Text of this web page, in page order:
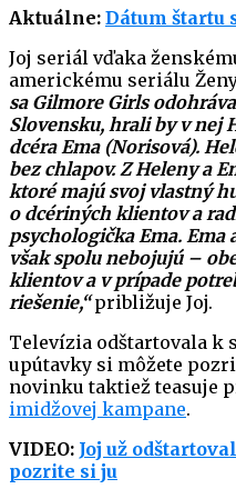
Aktuálne: Dátum štartu
Joj seriál vďaka
americkému seriálu
sa Gilmore Girls
Slovensku, hrali by v nej
dcéra Ema (Norisová).
bez chlapov. Z Heleny a
ktoré majú svoj vlastný
o dcériných klientov a
psychologička Ema. Ema
však spolu nebojujú –
klientov a v prípade
riešenie,“ približuje Joj.
Televízia odštartovala k
upútavky si môžete
novinku taktiež teasuje
imidžovej kampane.
VIDEO: Joj už
pozrite si ju